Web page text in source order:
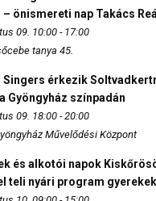
önismereti nap Takács
09. 10:00 - 17:00
tanya 45.
Singers érkezik
Gyöngyház színpadán
09. 18:00 - 20:00
Művelődési Központ
és alkotói napok
teli nyári program